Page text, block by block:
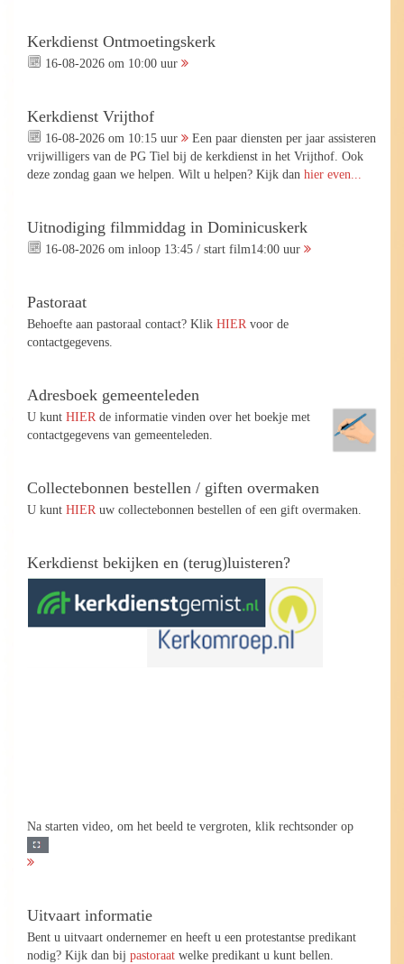
Kerkdienst Ontmoetingskerk
16-08-2026 om 10:00 uur
Kerkdienst Vrijthof
16-08-2026 om 10:15 uur
Een paar diensten per jaar assisteren
vrijwilligers van de PG Tiel bij de kerkdienst in het Vrijthof. Ook
deze zondag gaan we helpen. Wilt u helpen? Kijk dan hier even...
Uitnodiging filmmiddag in Dominicuskerk
16-08-2026 om inloop 13:45 / start film14:00 uur
Pastoraat
Behoefte aan pastoraal contact? Klik HIER voor de
contactgegevens.
Adresboek gemeenteleden
U kunt HIER de informatie vinden over het boekje met
contactgegevens van gemeenteleden.
Collectebonnen bestellen / giften overmaken
U kunt HIER uw collectebonnen bestellen of een gift overmaken.
Kerkdienst bekijken en (terug)luisteren?
Na starten video, om het beeld te vergroten, klik rechtsonder op
Uitvaart informatie
Bent u uitvaart ondernemer en heeft u een protestantse predikant
nodig? Kijk dan bij pastoraat welke predikant u kunt bellen.